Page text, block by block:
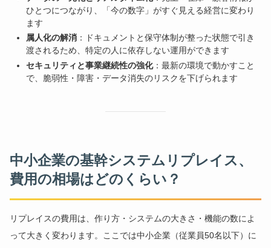
ひとつにつながり、「今の数字」がすぐ見える経営に変わり
ます
属人化の解消 ：ドキュメントと保守体制が整った状態で引き
渡されるため、特定の人に依存しない運用ができます
セキュリティと事業継続性の強化：最新の環境で動かすこと
で、脆弱性・障害・データ消失のリスクを下げられます
中小企業の基幹システムリプレイス、
費用の相場はどのくらい？
リプレイスの費用は、作り方・システムの大きさ・機能の数によ
って大きく変わります。ここでは中小企業（従業員50名以下）に